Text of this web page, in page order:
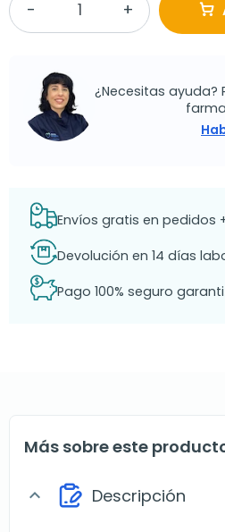
¿Necesitas ayuda?
Envíos gratis en pedidos
Devolución en 14 días
Pago 100% seguro
Más sobre este
expand_more Descripción